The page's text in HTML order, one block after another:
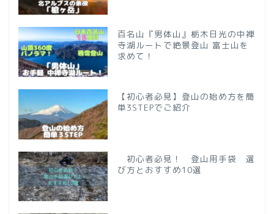
百名山『男体山』栃木日光の中禅
寺湖ルートで絶景登山 富士山を
求めて！
【初心者必見】登山の始め方を簡
単3STEPでご紹介
初心者必見！ 登山用手袋 選
び方とおすすめ10選